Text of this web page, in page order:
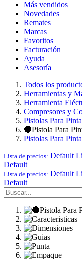
Más vendidos
Novedades
Remates
Marcas
Favoritos
Facturación
Ayuda
Asesoría
Todos los
Herramientas y
Herramienta
Compresores y
Pistolas Para
🔴Pistola Para
Pistolas Para
Lista de precios: Default
Default
Lista de precios: Default
Default